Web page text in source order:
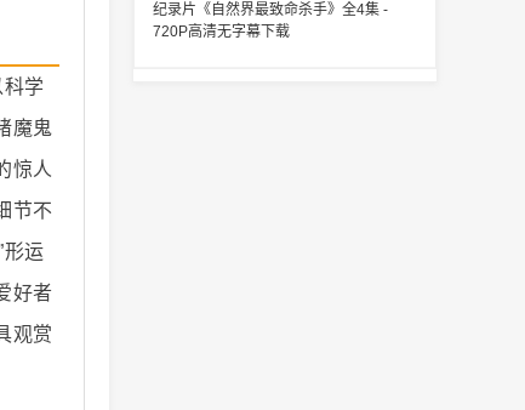
学
魔鬼
惊人
节不
运
好者
观赏
纪录片《自然界最致命杀手》全4集 -
720P高清无字幕下载